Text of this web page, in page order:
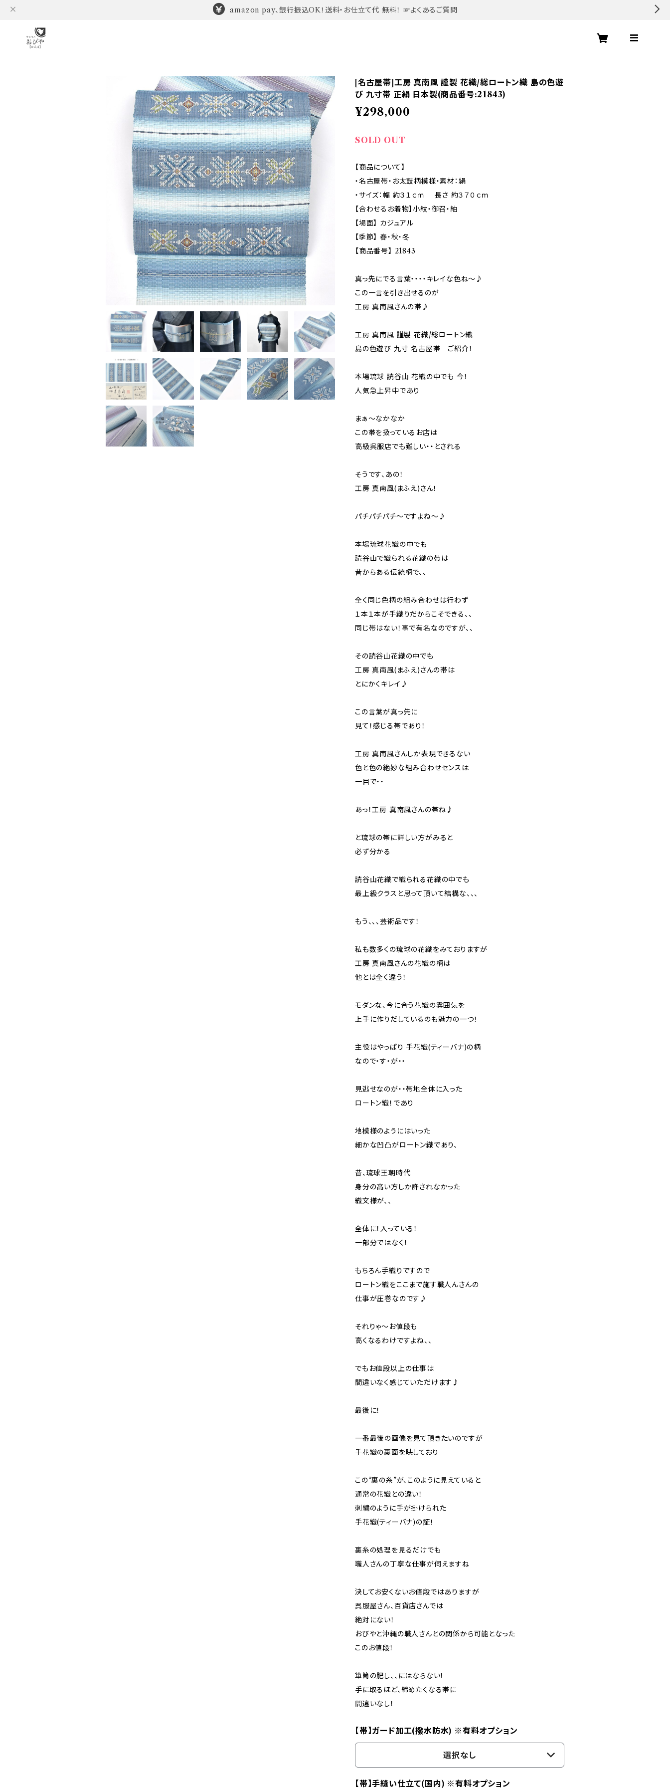
amazon pay、銀行振込OK！送料・お仕立て代 無料！ ☞よくあるご質問
[名古屋帯]工房 真南風 謹製 花織/総ロートン織 島の色遊
び 九寸帯 正絹 日本製(商品番号:21843)
¥298,000
SOLD OUT
【商品について】
・名古屋帯・お太鼓柄模様・素材：絹
・サイズ：幅 約３１ｃｍ 長さ 約３７０ｃｍ
【合わせるお着物】小紋・御召・紬
【場面】 カジュアル
【季節】 春・秋・冬
【商品番号】 21843
真っ先にでる言葉・・・・キレイな色ね～♪
この一言を引き出せるのが
工房 真南風さんの帯♪
工房 真南風 謹製 花織/総ロートン織
島の色遊び 九寸 名古屋帯 ご紹介！
本場琉球 読谷山 花織の中でも 今！
人気急上昇中であり
まぁ～なかなか
この帯を扱っているお店は
高級呉服店でも難しい・・とされる
そうです、あの！
工房 真南風(まふえ)さん！
パチパチパチ～ですよね～♪
本場琉球花織の中でも
読谷山で織られる花織の帯は
昔からある伝統柄で、、
全く同じ色柄の組み合わせは行わず
１本１本が手織りだからこそできる、、
同じ帯はない！事で有名なのですが、、
その読谷山花織の中でも
工房 真南風(まふえ)さんの帯は
とにかくキレイ♪
この言葉が真っ先に
見て！感じる帯であり！
工房 真南風さんしか表現できるない
色と色の絶妙な組み合わせセンスは
一目で・・
あっ！工房 真南風さんの帯ね♪
と琉球の帯に詳しい方がみると
必ず分かる
読谷山花織で織られる花織の中でも
最上級クラスと思って頂いて結構な、、、
もう、、、芸術品です！
私も数多くの琉球の花織をみておりますが
工房 真南風さんの花織の柄は
他とは全く違う！
モダンな、今に合う花織の雰囲気を
上手に作りだしているのも魅力の一つ！
主役はやっぱり 手花織(ティーバナ)の柄
なので・す・が・・
見逃せなのが・・帯地全体に入った
ロートン織！であり
地模様のようにはいった
細かな凹凸がロートン織であり、
昔、琉球王朝時代
身分の高い方しか許されなかった
織文様が、、
全体に！入っている！
一部分ではなく！
もちろん手織りですので
ロートン織をここまで施す職人んさんの
仕事が圧巻なのです♪
それりゃ～お値段も
高くなるわけですよね、、
でもお値段以上の仕事は
間違いなく感じていただけます♪
最後に！
一番最後の画像を見て頂きたいのですが
手花織の裏面を映しており
この“裏の糸”が、このように見えていると
通常の花織との違い！
刺繍のように手が掛けられた
手花織(ティーバナ)の証！
裏糸の処理を見るだけでも
職人さんの丁寧な仕事が伺えますね
決してお安くないお値段ではありますが
呉服屋さん、百貨店さんでは
絶対にない！
おびやと沖縄の職人さんとの関係から可能となった
このお値段！
箪笥の肥し、、にはならない！
手に取るほど、締めたくなる帯に
間違いなし！
【帯】ガード加工(撥水防水) ※有料オプション
選択なし
【帯】手縫い仕立て(国内) ※有料オプション